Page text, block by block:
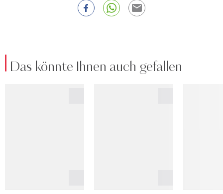
Das könnte Ihnen auch gefallen